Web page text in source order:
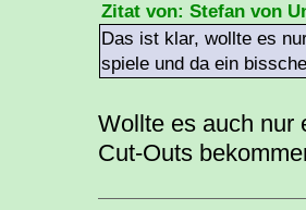
Zitat von: Stefan von
Das ist klar, wollte es
spiele und da ein
Wollte es auch nur
Cut-Outs